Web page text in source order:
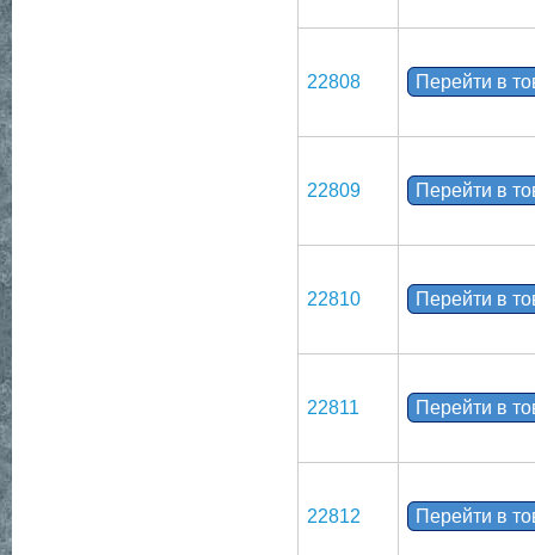
22808 Перейти в
22809 Перейти в
22810 Перейти в
22811 Перейти в
22812 Перейти в